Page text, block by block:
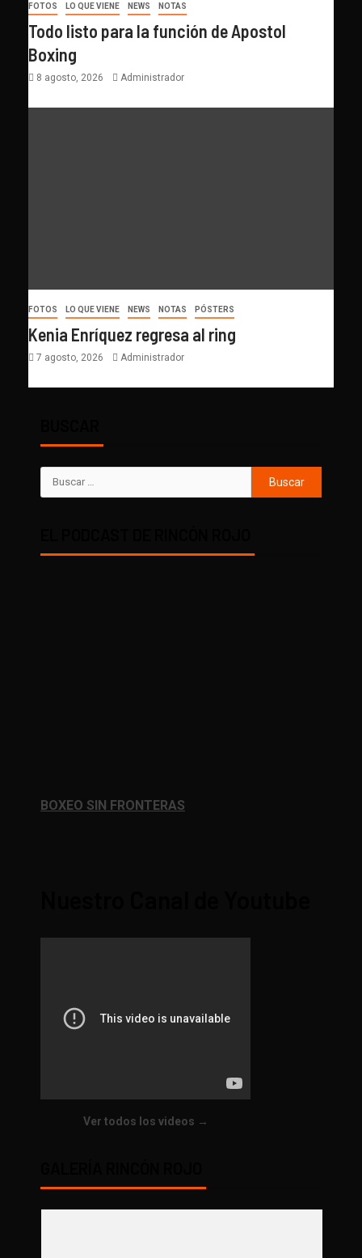
FOTOS LO QUE VIENE NEWS NOTAS
Todo listo para la función de Apostol
Boxing
8 agosto, 2026 Administrador
FOTOS LO QUE VIENE NEWS NOTAS PÓSTERS
Kenia Enríquez regresa al ring
7 agosto, 2026 Administrador
BOXEO SIN FRONTERAS
Ver todos los videos →